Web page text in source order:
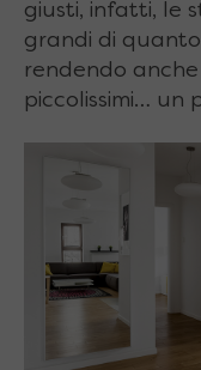
giusti, infatti, le
grandi di
rendendo
piccolissimi… un